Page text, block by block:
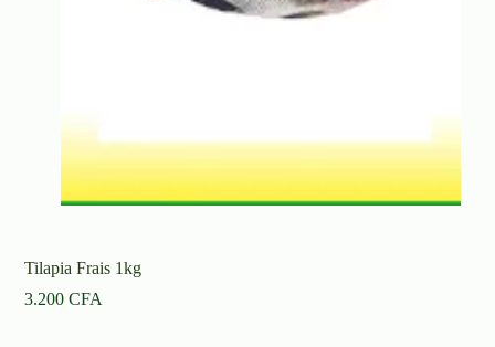
Tilapia Frais 1kg
3.200CFA